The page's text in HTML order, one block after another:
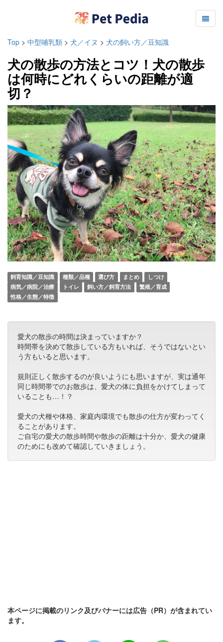
Top > 中型哺乳類 > 犬／イヌ > 犬の飼い方／豆知識
犬の散歩の方法とコツ！犬の散歩
は何時にどれくらいの距離が適
切？
飼育知識／豆知識 種類／品種 選び方 まとめ
しつけ
病気／病院／治療
トイレ 飼い方／飼育方法
繁殖／育成
性格／生態／特徴
愛犬の散歩の時間は決まっていますか？
時間帯を決めて散歩している方もいれば、そうではないとい
う方もいると思います。
規則正しく散歩するのが良いようにも思いますが、実は通年
同じ時間帯でのお散歩は、愛犬の体に負担をかけてしまって
いることも…！？
愛犬の犬種や体格、家庭内環境でも散歩の仕方が変わってく
ることがあります。
ご自宅の愛犬の散歩時間や散歩の距離は十分か、愛犬の健康
のためにも改めて確認していきましょう。
本ページに掲載のリンク及びバナーには広告（PR）が含まれてい
ます。